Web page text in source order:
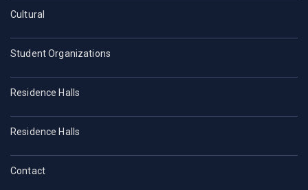
Cultural
Student Organizations
Residence Halls
Residence Halls
Contact